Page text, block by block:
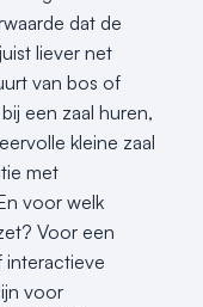
dat de
liever net
van bos of
een zaal huren,
kleine zaal
met
voor welk
Voor een
interactieve
voor